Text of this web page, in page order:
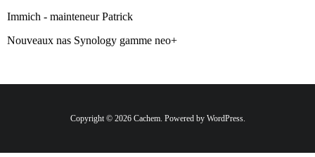
Immich - mainteneur Patrick
Nouveaux nas Synology gamme neo+
Copyright © 2026 Cachem. Powered by WordPress.